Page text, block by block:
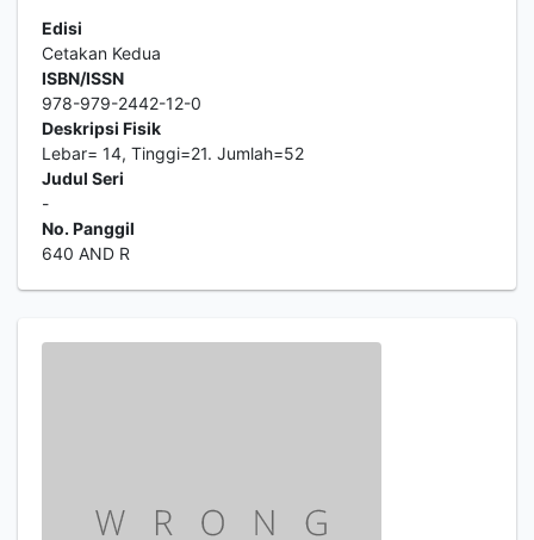
Edisi
Cetakan Kedua
ISBN/ISSN
978-979-2442-12-0
Deskripsi Fisik
Lebar= 14, Tinggi=21. Jumlah=52
Judul Seri
-
No. Panggil
640 AND R